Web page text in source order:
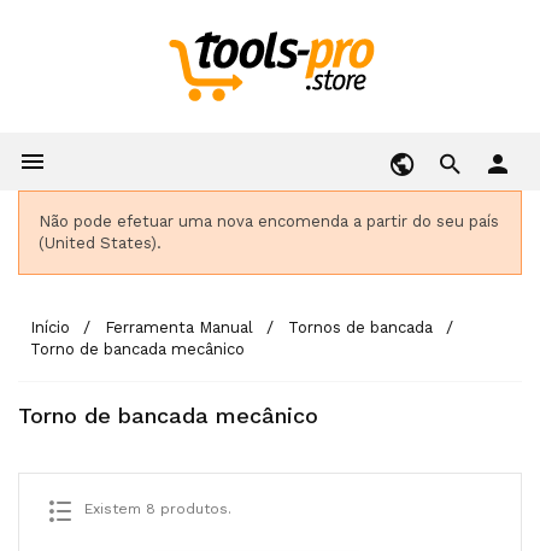
 person
Não pode efetuar uma nova encomenda a partir do seu país
(United States).
Início Ferramenta Manual
Tornos de bancada
Torno de bancada mecânico
Torno de bancada mecânico
Existem 8 produtos.